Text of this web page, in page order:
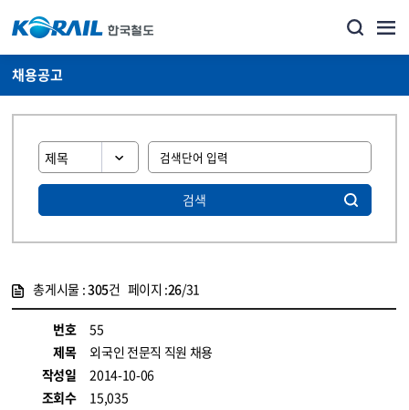
채용공고
검색
총게시물 :305건 페이지 :26/31
번호
55
제목
외국인 전문직 직원 채용
작성일
2014-10-06
조회수
15,035